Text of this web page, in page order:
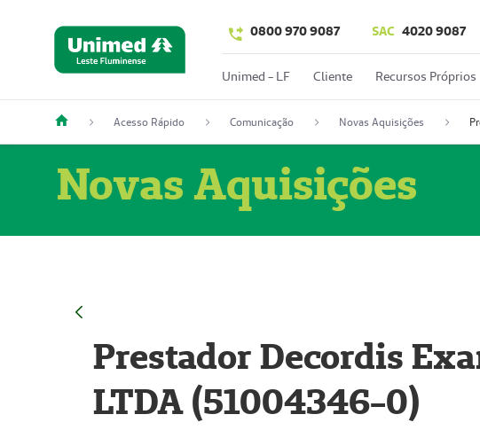
0800 970 9087 SAC 4020 9087
Unimed - LF Cliente Recursos Próprios
Acesso Rápido Comunicação Novas Aquisições
Novas Aquisições
Prestador Decordis
LTDA (51004346-0)